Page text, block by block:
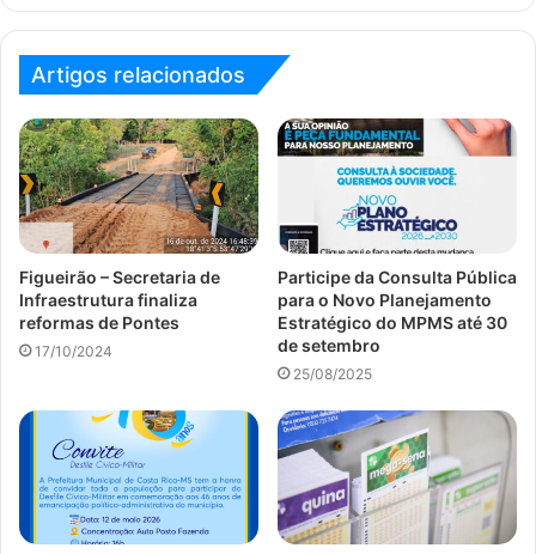
Artigos relacionados
Figueirão – Secretaria de
Infraestrutura finaliza
reformas de Pontes
17/10/2024
Participe da Consulta Pública
para o Novo Planejamento
Estratégico do MPMS até 30
de setembro
25/08/2025